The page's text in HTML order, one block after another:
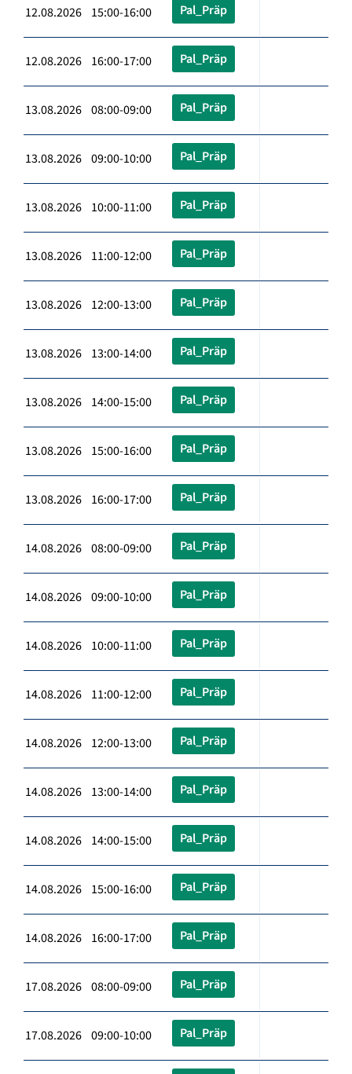
12.08.2026 15:00-16:00 Pal_Präp
12.08.2026 16:00-17:00 Pal_Präp
13.08.2026 08:00-09:00 Pal_Präp
13.08.2026 09:00-10:00 Pal_Präp
13.08.2026 10:00-11:00 Pal_Präp
13.08.2026 11:00-12:00 Pal_Präp
13.08.2026 12:00-13:00 Pal_Präp
13.08.2026 13:00-14:00 Pal_Präp
13.08.2026 14:00-15:00 Pal_Präp
13.08.2026 15:00-16:00 Pal_Präp
13.08.2026 16:00-17:00 Pal_Präp
14.08.2026 08:00-09:00 Pal_Präp
14.08.2026 09:00-10:00 Pal_Präp
14.08.2026 10:00-11:00 Pal_Präp
14.08.2026 11:00-12:00 Pal_Präp
14.08.2026 12:00-13:00 Pal_Präp
14.08.2026 13:00-14:00 Pal_Präp
14.08.2026 14:00-15:00 Pal_Präp
14.08.2026 15:00-16:00 Pal_Präp
14.08.2026 16:00-17:00 Pal_Präp
17.08.2026 08:00-09:00 Pal_Präp
17.08.2026 09:00-10:00 Pal_Präp